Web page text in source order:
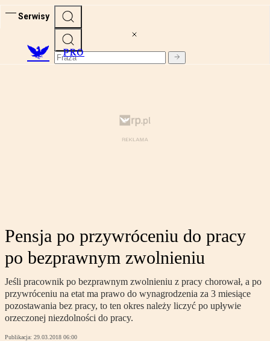
Serwisy
PRO
Pensja po przywróceniu do pracy
po bezprawnym zwolnieniu
Jeśli pracownik po bezprawnym zwolnieniu z pracy chorował, a po
przywróceniu na etat ma prawo do wynagrodzenia za 3 miesiące
pozostawania bez pracy, to ten okres należy liczyć po upływie
orzeczonej niezdolności do pracy.
Publikacja: 29.03.2018 06:00